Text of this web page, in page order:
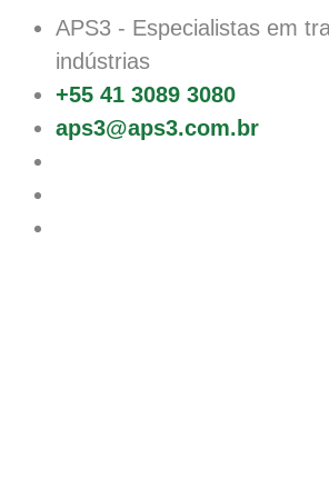
APS3 - Especialistas em
indústrias
+55 41 3089 3080
aps3@aps3.com.br